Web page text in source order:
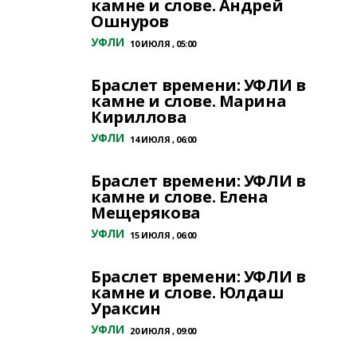
камне и слове. Андрей
Ошнуров
УФЛИ 10 ИЮЛЯ , 05:00
Браслет времени: УФЛИ в
камне и слове. Марина
Кириллова
УФЛИ 14 ИЮЛЯ , 06:00
Браслет времени: УФЛИ в
камне и слове. Елена
Мещерякова
УФЛИ 15 ИЮЛЯ , 06:00
Браслет времени: УФЛИ в
камне и слове. Юлдаш
Ураксин
УФЛИ 20 ИЮЛЯ , 09:00